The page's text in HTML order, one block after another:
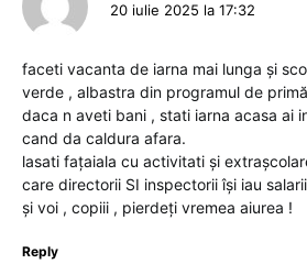
20 iulie 2025 la 17:32
faceti vacanta de iarna mai lunga și
verde , albastra din programul de
daca n aveti bani , stati iarna acasa ai
cand da caldura afara.
lasati fațaiala cu activitati și
care directorii SI inspectorii își iau
și voi , copiii , pierdeți vremea aiurea !
Reply